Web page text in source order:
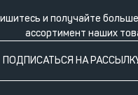
и получайте
ассортимент наших
ПОДПИСАТЬСЯ НА